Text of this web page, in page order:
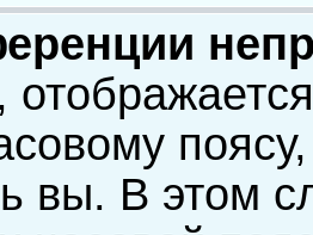
вы. В этом